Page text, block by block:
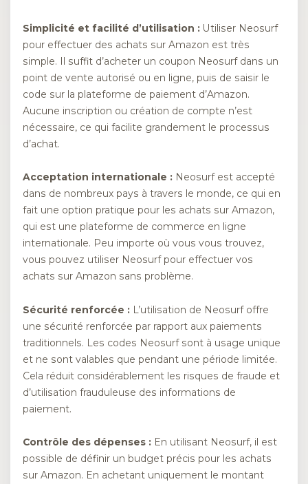
Simplicité et facilité d’utilisation : Utiliser Neosurf
pour effectuer des achats sur Amazon est très
simple. Il suffit d’acheter un coupon Neosurf dans un
point de vente autorisé ou en ligne, puis de saisir le
code sur la plateforme de paiement d’Amazon.
Aucune inscription ou création de compte n’est
nécessaire, ce qui facilite grandement le processus
d’achat.
Acceptation internationale : Neosurf est accepté
dans de nombreux pays à travers le monde, ce qui en
fait une option pratique pour les achats sur Amazon,
qui est une plateforme de commerce en ligne
internationale. Peu importe où vous vous trouvez,
vous pouvez utiliser Neosurf pour effectuer vos
achats sur Amazon sans problème.
Sécurité renforcée : L’utilisation de Neosurf offre
une sécurité renforcée par rapport aux paiements
traditionnels. Les codes Neosurf sont à usage unique
et ne sont valables que pendant une période limitée.
Cela réduit considérablement les risques de fraude et
d’utilisation frauduleuse des informations de
paiement.
Contrôle des dépenses : En utilisant Neosurf, il est
possible de définir un budget précis pour les achats
sur Amazon. En achetant uniquement le montant